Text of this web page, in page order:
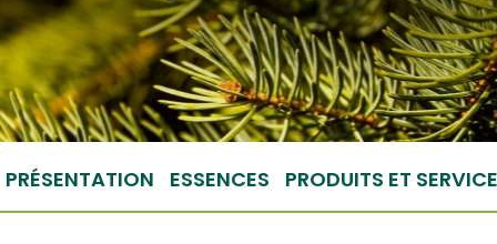
PRÉSENTATION ESSENCES PRODUITS ET